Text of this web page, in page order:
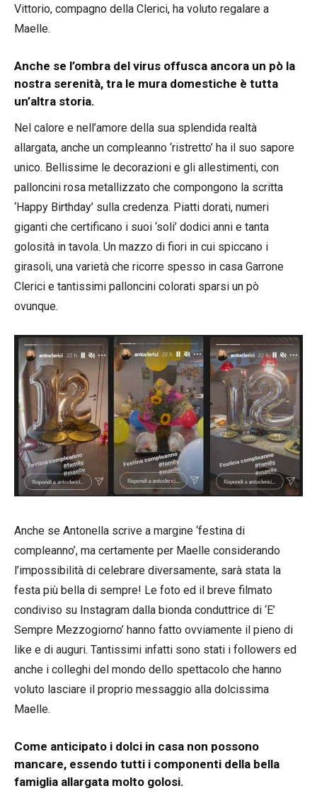
Vittorio, compagno della Clerici, ha voluto regalare a
Maelle.
Anche se l’ombra del virus offusca ancora un pò la
nostra serenità, tra le mura domestiche è tutta
un’altra storia.
Nel calore e nell’amore della sua splendida realtà
allargata, anche un compleanno ‘ristretto’ ha il suo sapore
unico. Bellissime le decorazioni e gli allestimenti, con
palloncini rosa metallizzato che compongono la scritta
‘Happy Birthday’ sulla credenza. Piatti dorati, numeri
giganti che certificano i suoi ‘soli’ dodici anni e tanta
golosità in tavola. Un mazzo di fiori in cui spiccano i
girasoli, una varietà che ricorre spesso in casa Garrone
Clerici e tantissimi palloncini colorati sparsi un pò
ovunque.
Anche se Antonella scrive a margine ‘festina di
compleanno’, ma certamente per Maelle considerando
l’impossibilità di celebrare diversamente, sarà stata la
festa più bella di sempre! Le foto ed il breve filmato
condiviso su Instagram dalla bionda conduttrice di ‘E’
Sempre Mezzogiorno’ hanno fatto ovviamente il pieno di
like e di auguri. Tantissimi infatti sono stati i followers ed
anche i colleghi del mondo dello spettacolo che hanno
voluto lasciare il proprio messaggio alla dolcissima
Maelle.
Come anticipato i dolci in casa non possono
mancare, essendo tutti i componenti della bella
famiglia allargata molto golosi.